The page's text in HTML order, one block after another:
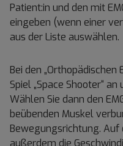
Patient:in und den mit
eingeben (wenn einer
aus der Liste auswählen.
Bei den „Orthopädischen
Spiel „Space Shooter“
Wählen Sie dann den
beübenden Muskel
Bewegungsrichtung. Auf
außerdem die